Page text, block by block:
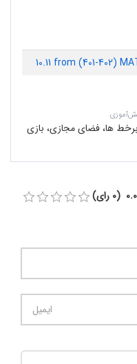
10.11 from (401-402)
ها، فضای مجازی، بازی